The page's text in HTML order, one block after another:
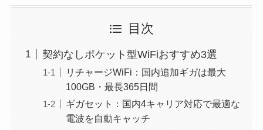
目次
契約なしポケット型WiFiおすすめ3選
リチャージWiFi：国内追加ギガは最大
100GB・最長365日間
ギガセット：国内4キャリア対応で最適な
電波を自動キャッチ